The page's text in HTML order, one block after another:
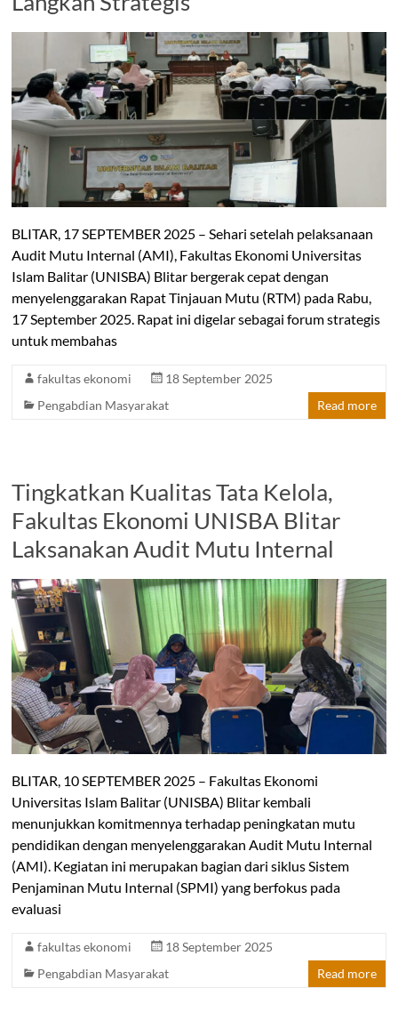
BLITAR, 17 SEPTEMBER 2025 – Sehari setelah pelaksanaan
Audit Mutu Internal (AMI), Fakultas Ekonomi Universitas
Islam Balitar (UNISBA) Blitar bergerak cepat dengan
menyelenggarakan Rapat Tinjauan Mutu (RTM) pada Rabu,
17 September 2025. Rapat ini digelar sebagai forum strategis
untuk membahas
fakultas ekonomi
18 September 2025
Pengabdian Masyarakat
Read more
Tingkatkan Kualitas Tata Kelola,
Fakultas Ekonomi UNISBA Blitar
Laksanakan Audit Mutu Internal
BLITAR, 10 SEPTEMBER 2025 – Fakultas Ekonomi
Universitas Islam Balitar (UNISBA) Blitar kembali
menunjukkan komitmennya terhadap peningkatan mutu
pendidikan dengan menyelenggarakan Audit Mutu Internal
(AMI). Kegiatan ini merupakan bagian dari siklus Sistem
Penjaminan Mutu Internal (SPMI) yang berfokus pada
evaluasi
fakultas ekonomi
18 September 2025
Pengabdian Masyarakat
Read more